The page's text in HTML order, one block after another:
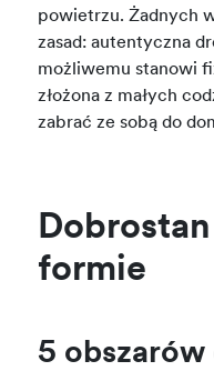
powietrzu. Żadnych
zasad: autentyczna
możliwemu stanowi
złożona z małych
zabrać ze sobą do
formie
5